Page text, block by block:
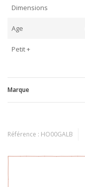
Dimensions
Age
Petit +
Marque
Référence : HO00GALB